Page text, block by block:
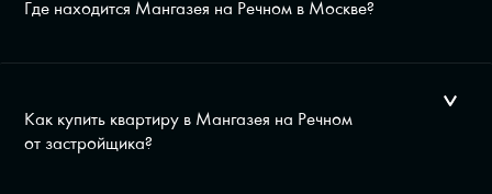
Где находится Мангазея на Речном в Москве?
Как купить квартиру в Мангазея на Речном
от застройщика?